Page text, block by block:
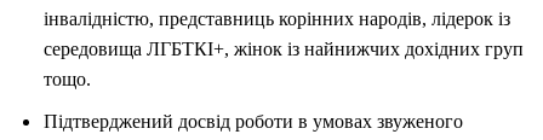
інвалідністю, представниць корінних народів, лідерок із
середовища ЛГБТКІ+, жінок із найнижчих дохідних груп
тощо.
Підтверджений досвід роботи в умовах звуженого